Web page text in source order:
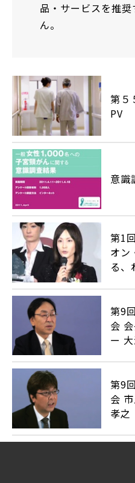
品・サービスを推
ん。
第５
PV
意識
第1
オン
る、
第9
会
ー
第9
会
孝之